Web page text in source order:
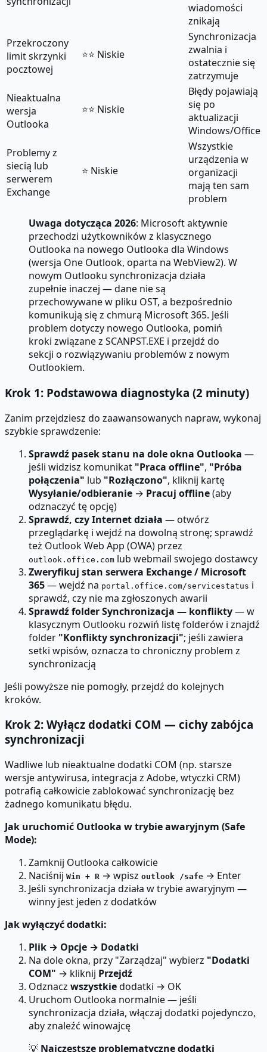
wiadomości
znikają
Przekroczony
limit skrzynki
pocztowej
⭐⭐ Niskie
Synchronizacja
zwalnia i
ostatecznie się
zatrzymuje
Nieaktualna
wersja
Outlooka
⭐⭐ Niskie
Błędy pojawiają
się po
aktualizacji
Windows/Office
Problemy z
siecią lub
serwerem
Exchange
⭐ Niskie
Wszystkie
urządzenia w
organizacji
mają ten sam
problem
Uwaga dotycząca 2026: Microsoft aktywnie
przechodzi użytkowników z klasycznego
Outlooka na nowego Outlooka dla Windows
(wersja One Outlook, oparta na WebView2). W
nowym Outlooku synchronizacja działa
zupełnie inaczej — dane nie są
przechowywane w pliku OST, a bezpośrednio
komunikują się z chmurą Microsoft 365. Jeśli
problem dotyczy nowego Outlooka, pomiń
kroki związane z SCANPST.EXE i przejdź do
sekcji o rozwiązywaniu problemów z nowym
Outlookiem.
Krok 1: Podstawowa diagnostyka (2 minuty)
Zanim przejdziesz do zaawansowanych napraw, wykonaj
szybkie sprawdzenie:
Sprawdź pasek stanu na dole okna Outlooka —
jeśli widzisz komunikat "Praca offline", "Próba
połączenia" lub "Rozłączono", kliknij kartę
Wysyłanie/odbieranie → Pracuj offline(aby
odznaczyć tę opcję)
Sprawdź, czy Internet działa — otwórz
przeglądarkę i wejdź na dowolną stronę; sprawdź
też Outlook Web App (OWA) przez
outlook.office.com lub webmail swojego dostawcy
Zweryfikuj stan serwera Exchange / Microsoft
365— wejdź na portal.office.com/servicestatus i
sprawdź, czy nie ma zgłoszonych awarii
Sprawdź folder Synchronizacja — konflikty— w
klasycznym Outlooku rozwiń listę folderów i znajdź
folder "Konflikty synchronizacji"; jeśli zawiera
setki wpisów, oznacza to chroniczny problem z
synchronizacją
Jeśli powyższe nie pomogły, przejdź do kolejnych
kroków.
Krok 2: Wyłącz dodatki COM — cichy zabójca
synchronizacji
Wadliwe lub nieaktualne dodatki COM (np. starsze
wersje antywirusa, integracja z Adobe, wtyczki CRM)
potrafią całkowicie zablokować synchronizację bez
żadnego komunikatu błędu.
Jak uruchomić Outlooka w trybie awaryjnym (Safe
Mode):
Zamknij Outlooka całkowicie
Naciśnij Win + R → wpisz outlook /safe → Enter
Jeśli synchronizacja działa w trybie awaryjnym —
winny jest jeden z dodatków
Jak wyłączyć dodatki:
Plik → Opcje → Dodatki
Na dole okna, przy "Zarządzaj" wybierz "Dodatki
COM" → kliknij Przejdź
Odznacz wszystkiedodatki → OK
Uruchom Outlooka normalnie — jeśli
synchronizacja działa, włączaj dodatki pojedynczo,
aby znaleźć winowajcę
💡 Najczęstsze problematyczne dodatki